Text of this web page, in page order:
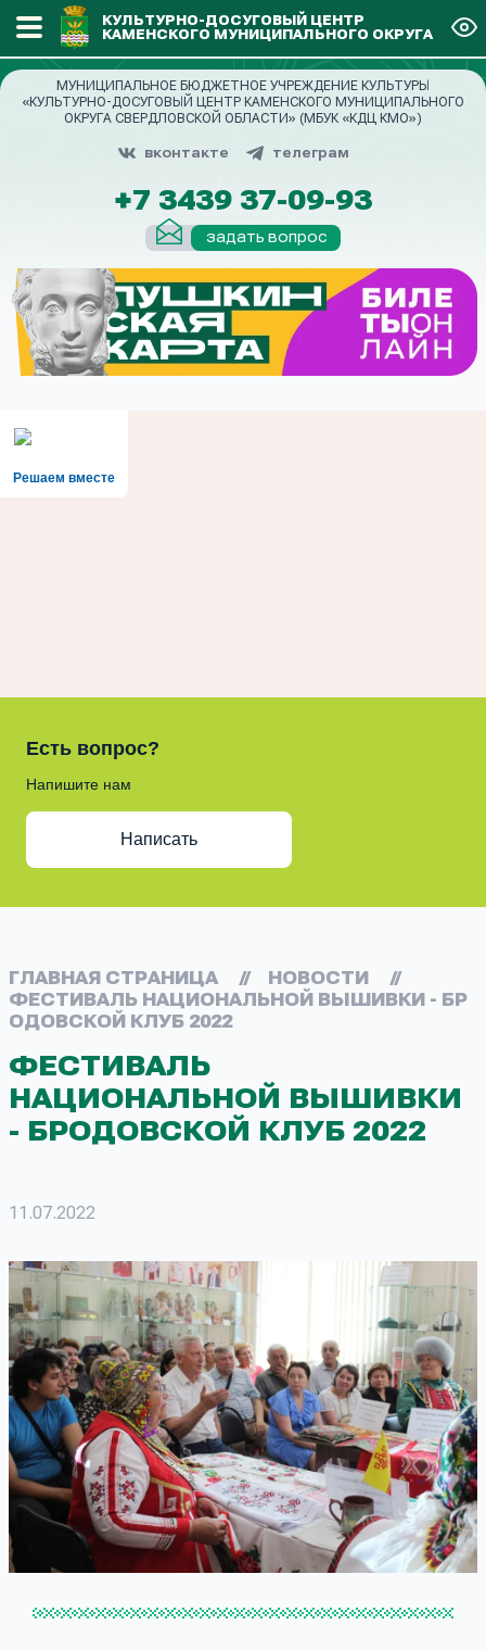
КУЛЬТУРНО-ДОСУГОВЫЙ ЦЕНТР
КАМЕНСКОГО МУНИЦИПАЛЬНОГО ОКРУГА
МУНИЦИПАЛЬНОЕ БЮДЖЕТНОЕ УЧРЕЖДЕНИЕ КУЛЬТУРЫ
«КУЛЬТУРНО-ДОСУГОВЫЙ ЦЕНТР КАМЕНСКОГО МУНИЦИПАЛЬНОГО
ОКРУГА СВЕРДЛОВСКОЙ ОБЛАСТИ» (МБУК «КДЦ КМО»)
вконтакте телеграм
+7 3439 37-09-93
задать вопрос
Решаем вместе
Есть вопрос?
Напишите нам
Написать
ГЛАВНАЯ СТРАНИЦА // НОВОСТИ
//
ФЕСТИВАЛЬ НАЦИОНАЛЬНОЙ ВЫШИВКИ - БР
ОДОВСКОЙ КЛУБ 2022
ФЕСТИВАЛЬ
НАЦИОНАЛЬНОЙ ВЫШИВКИ
- БРОДОВСКОЙ КЛУБ 2022
11.07.2022